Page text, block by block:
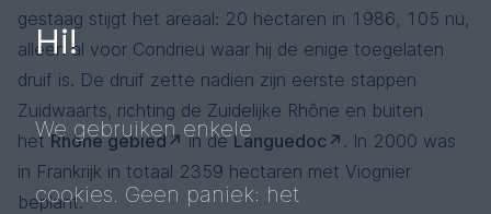
gestaag stijgt het areaal: 20 hectaren in 1986, 105 nu,
alleen al voor Condrieu waar hij de enige toegelaten
druif is. De druif zette nadien zijn eerste stappen
Zuidwaarts, richting de Zuidelijke Rhône en buiten
hetRhône gebied in deLanguedoc
. In 2000 was
in Frankrijk in totaal 2359 hectaren met Viognier
beplant.
Hi!
We gebruiken enkele
cookies. Geen paniek: het